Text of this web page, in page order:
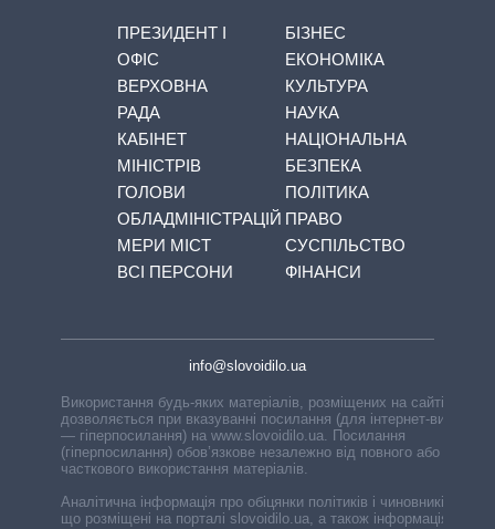
ПРЕЗИДЕНТ І
ОФІС
ВЕРХОВНА
РАДА
КАБІНЕТ
МІНІСТРІВ
ГОЛОВИ
ОБЛАДМІНІСТРАЦІЙ
МЕРИ МІСТ
ВСІ ПЕРСОНИ
БІЗНЕС
ЕКОНОМІКА
КУЛЬТУРА
НАУКА
НАЦІОНАЛЬНА
БЕЗПЕКА
ПОЛІТИКА
ПРАВО
СУСПІЛЬСТВО
ФІНАНСИ
info@slovoidilo.ua
Використання будь-яких матеріалів, розміщених на сайті,
дозволяється при вказуванні посилання (для інтернет-видань
— гіперпосилання) на www.slovoidilo.ua. Посилання
(гіперпосилання) обов’язкове незалежно від повного або
часткового використання матеріалів.
Аналітична інформація про обіцянки політиків і чиновників,
що розміщені на порталі slovoidilo.ua, а також інформація про